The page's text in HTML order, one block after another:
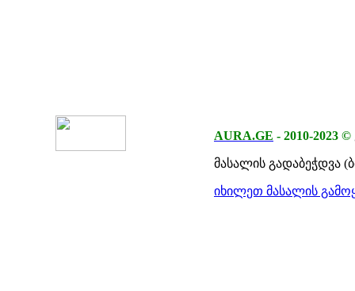
AURA.GE - 2010-2023 ©
მასალის გადაბეჭდვა
იხილეთ მასალის